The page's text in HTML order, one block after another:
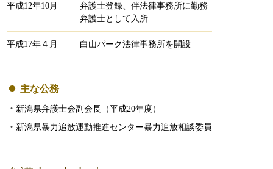
平成12年10月
弁護士登録、伴法律事務所に勤務
弁護士として入所
平成17年４月 白山パーク法律事務所を開設
主な公務
新潟県弁護士会副会長（平成20年度）
新潟県暴力追放運動推進センター暴力追放相談委員